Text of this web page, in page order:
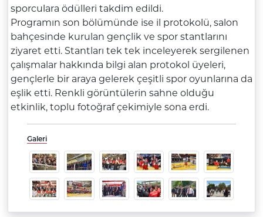
sporculara ödülleri takdim edildi.
Programın son bölümünde ise il protokolü, salon
bahçesinde kurulan gençlik ve spor stantlarını
ziyaret etti. Stantları tek tek inceleyerek sergilenen
çalışmalar hakkında bilgi alan protokol üyeleri,
gençlerle bir araya gelerek çeşitli spor oyunlarına da
eşlik etti. Renkli görüntülerin sahne olduğu
etkinlik, toplu fotoğraf çekimiyle sona erdi.
Galeri